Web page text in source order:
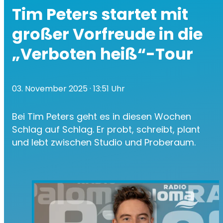
Tim Peters startet mit
großer Vorfreude in die
„Verboten heiß“-Tour
03. November 2025· 13:51 Uhr
Bei Tim Peters geht es in diesen Wochen
Schlag auf Schlag. Er probt, schreibt, plant
und lebt zwischen Studio und Proberaum.